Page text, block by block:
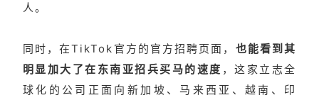
人。
同时，在TikTok官方的官方招聘页面， 也能看到其
明显加大了在东南亚招兵买马的速度 ，这家立志全
球化的公司正面向新加坡、马来西亚、越南、印